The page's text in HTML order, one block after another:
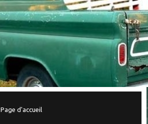
Page d'accueil